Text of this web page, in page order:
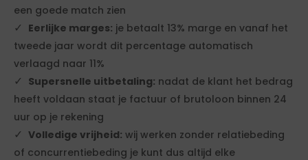
een goede match zien
Eerlijke marges: je betaalt 13% marge en vanaf het
tweede jaar wordt dit percentage automatisch
verlaagd naar 11%
Supersnelle uitbetaling: nadat de klant het bedrag
heeft voldaan staat je factuur of brutoloon binnen 24
uur op je rekening
Volledige vrijheid: wij werken zonder relatiebeding
of concurrentiebeding je kunt dus altijd elke